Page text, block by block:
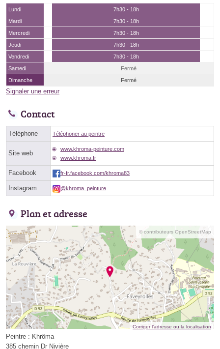
Lundi
7h30 - 18h
Mardi
7h30 - 18h
Mercredi
7h30 - 18h
Jeudi
7h30 - 18h
Vendredi
7h30 - 18h
Samedi
Fermé
Dimanche
Fermé
Signaler une erreur
Contact
Téléphone Téléphoner au peintre
Site web
www.khroma-peinture.com
www.khroma.fr
Facebook fr-fr.facebook.com/khroma83
Instagram @khroma_peinture
Plan et adresse
© contributeurs OpenStreetMap
Corriger l’adresse ou la localisation
Peintre : Khrôma
385 chemin Dr Nivière